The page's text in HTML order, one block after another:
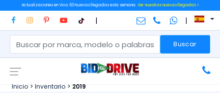
Actualizaciones en Vivo: 63 Nuevas llegadas esta semana.Ver nuestras nuevas llegadas >
| |
Buscar
Inicio > Inventario > 2019